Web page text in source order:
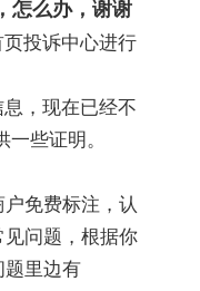
怎么办，谢谢
投诉中心进行
，现在已经不
些证明。
免费标注，认
问题，根据你
里边有